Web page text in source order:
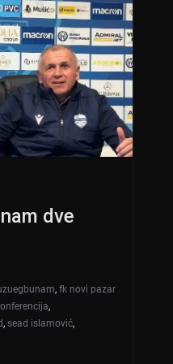
dve
, fk novi pazar
,
, sead islamović,